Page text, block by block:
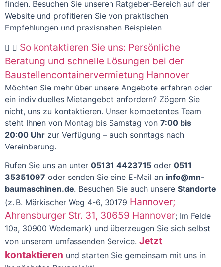
finden. Besuchen Sie unseren Ratgeber-Bereich auf der
Website und profitieren Sie von praktischen
Empfehlungen und praxisnahen Beispielen.
So kontaktieren Sie uns: Persönliche
Beratung und schnelle Lösungen bei der
Baustellencontainervermietung Hannover
Möchten Sie mehr über unsere Angebote erfahren oder
ein individuelles Mietangebot anfordern? Zögern Sie
nicht, uns zu kontaktieren. Unser kompetentes Team
steht Ihnen von Montag bis Samstag von 7:00 bis
20:00 Uhr zur Verfügung – auch sonntags nach
Vereinbarung.
Rufen Sie uns an unter 05131 4423715 oder 0511
35351097 oder senden Sie eine E-Mail an info@mn-
baumaschinen.de. Besuchen Sie auch unsere Standorte
(z. B. Märkischer Weg 4-6, 30179 Hannover;
Ahrensburger Str. 31, 30659 Hannover; Im Felde
10a, 30900 Wedemark) und überzeugen Sie sich selbst
von unserem umfassenden Service. Jetzt
kontaktieren und starten Sie gemeinsam mit uns in